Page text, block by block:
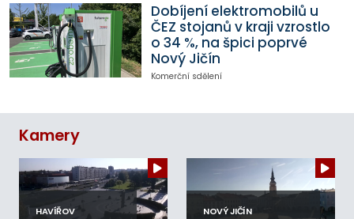
Dobíjení elektromobilů u
ČEZ stojanů v kraji vzrostlo
o 34 %, na špici poprvé
Nový Jičín
Komerční sdělení
Kamery
HAVÍŘOV NOVÝ JIČÍN